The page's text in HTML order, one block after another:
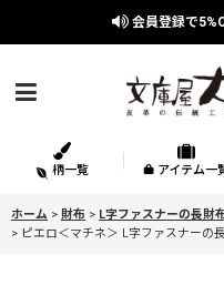
会員登録で
柄一覧 アイテム一
ホーム > 財布 > L字ファスナーの長財
> ピエロ＜マチネ＞ L字ファスナーの長